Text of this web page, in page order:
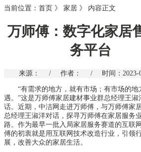
当前位置： 首页 》 家居 》 内容正文
万师傅：数字化家居
务平台
来源： / 作者： / 时间：2023-
“有需求的地方，就有市场；有市场的地
遇。”这是万师傅家居建材事业群总经理王淑
话。近期，中洁网走进万师傅，与万师傅家
总经理王淑洋对话，探寻万师傅在家居服务
路。作为最早一批入局家居服务赛道的互联
傅的初衷就是用互联网技术改造行业，引领
展，改善大众的家居生活。